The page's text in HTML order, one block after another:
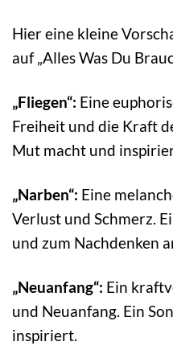
Hier eine kleine
auf „Alles Was Du
„Fliegen“: Eine
Freiheit und die Kraft
Mut macht und
„Narben“: Eine
Verlust und Schmerz.
und zum Nachdenken
„Neuanfang“: Ein
und Neuanfang. Ein
inspiriert.